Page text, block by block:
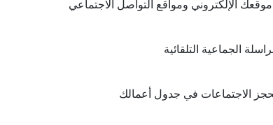
الإلكتروني ومواقع التواصل الاجتماعي
الجماعية التلقائية
الاجتماعات في جدول أعمالك